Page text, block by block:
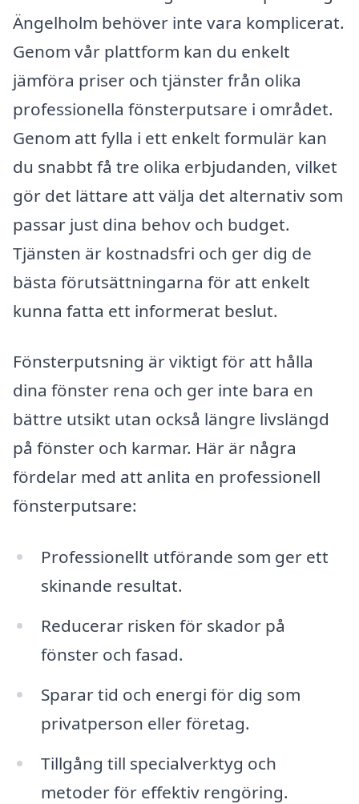
Ängelholm behöver inte vara komplicerat.
Genom vår plattform kan du enkelt
jämföra priser och tjänster från olika
professionella fönsterputsare i området.
Genom att fylla i ett enkelt formulär kan
du snabbt få tre olika erbjudanden, vilket
gör det lättare att välja det alternativ som
passar just dina behov och budget.
Tjänsten är kostnadsfri och ger dig de
bästa förutsättningarna för att enkelt
kunna fatta ett informerat beslut.
Fönsterputsning är viktigt för att hålla
dina fönster rena och ger inte bara en
bättre utsikt utan också längre livslängd
på fönster och karmar. Här är några
fördelar med att anlita en professionell
fönsterputsare:
Professionellt utförande som ger ett
skinande resultat.
Reducerar risken för skador på
fönster och fasad.
Sparar tid och energi för dig som
privatperson eller företag.
Tillgång till specialverktyg och
metoder för effektiv rengöring.